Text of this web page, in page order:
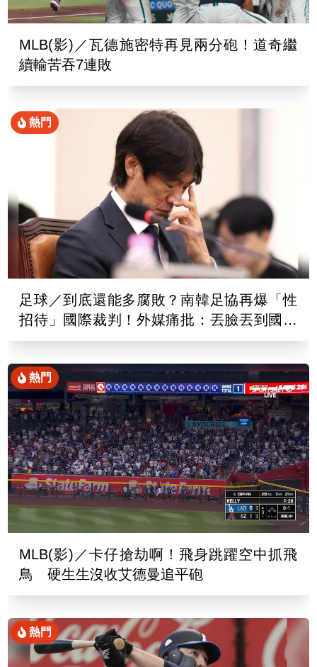
MLB(影)／瓦德施密特再見兩分砲！道奇繼
續輸苦吞7連敗
熱門
足球／到底還能多腐敗？南韓足協再爆「性
招待」國際裁判！外媒痛批：丟臉丟到國外
去
熱門
MLB(影)／卡仔搶劫啊！飛身跳躍空中抓飛
鳥 硬生生沒收艾德曼追平砲
熱門